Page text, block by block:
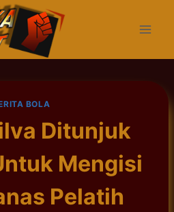
BOLA
Ditunjuk
Mengisi
Pelatih